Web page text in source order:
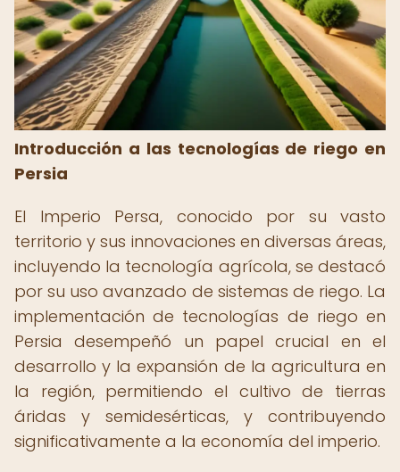
Introducción a las tecnologías de riego en
Persia
El Imperio Persa, conocido por su vasto
territorio y sus innovaciones en diversas áreas,
incluyendo la tecnología agrícola, se destacó
por su uso avanzado de sistemas de riego. La
implementación de tecnologías de riego en
Persia desempeñó un papel crucial en el
desarrollo y la expansión de la agricultura en
la región, permitiendo el cultivo de tierras
áridas y semidesérticas, y contribuyendo
significativamente a la economía del imperio.